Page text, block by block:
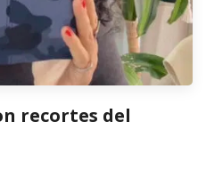
recortes del